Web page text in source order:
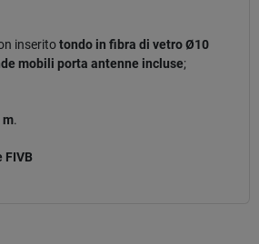
inseritotondo in fibra di vetro Ø10
mobili porta antenne incluse;
m.
FIVB